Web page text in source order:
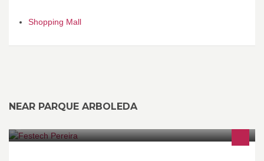
Shopping Mall
NEAR PARQUE ARBOLEDA